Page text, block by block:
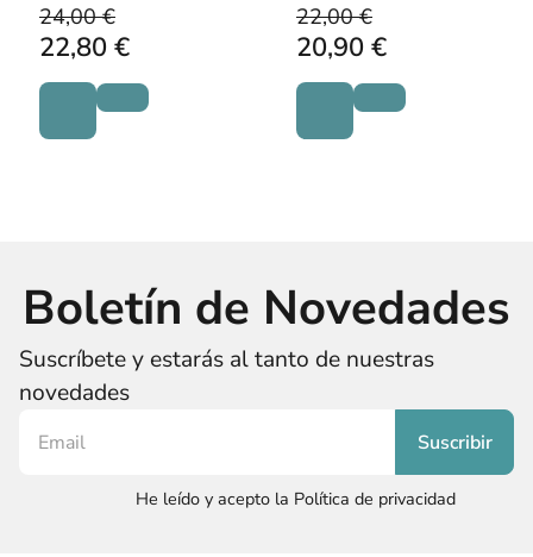
24,00 €
22,80 €
22,00 €
20,90 €
Boletín de Novedades
Suscríbete y estarás al tanto de nuestras
novedades
He leído y acepto la Política de privacidad